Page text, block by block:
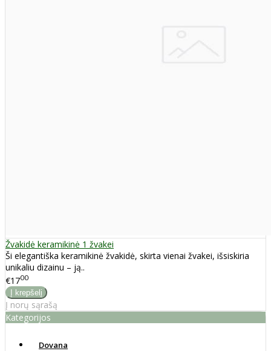
Žvakidė keramikinė 1 žvakei
Ši elegantiška keramikinė žvakidė, skirta vienai žvakei, išsiskiria
unikaliu dizainu – ją..
€1700
Į norų sąrašą
Kategorijos
Dovana